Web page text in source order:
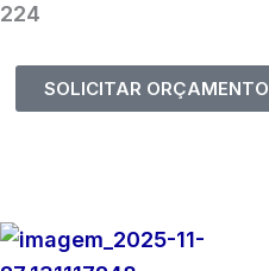
224
SOLICITAR ORÇAMENTO